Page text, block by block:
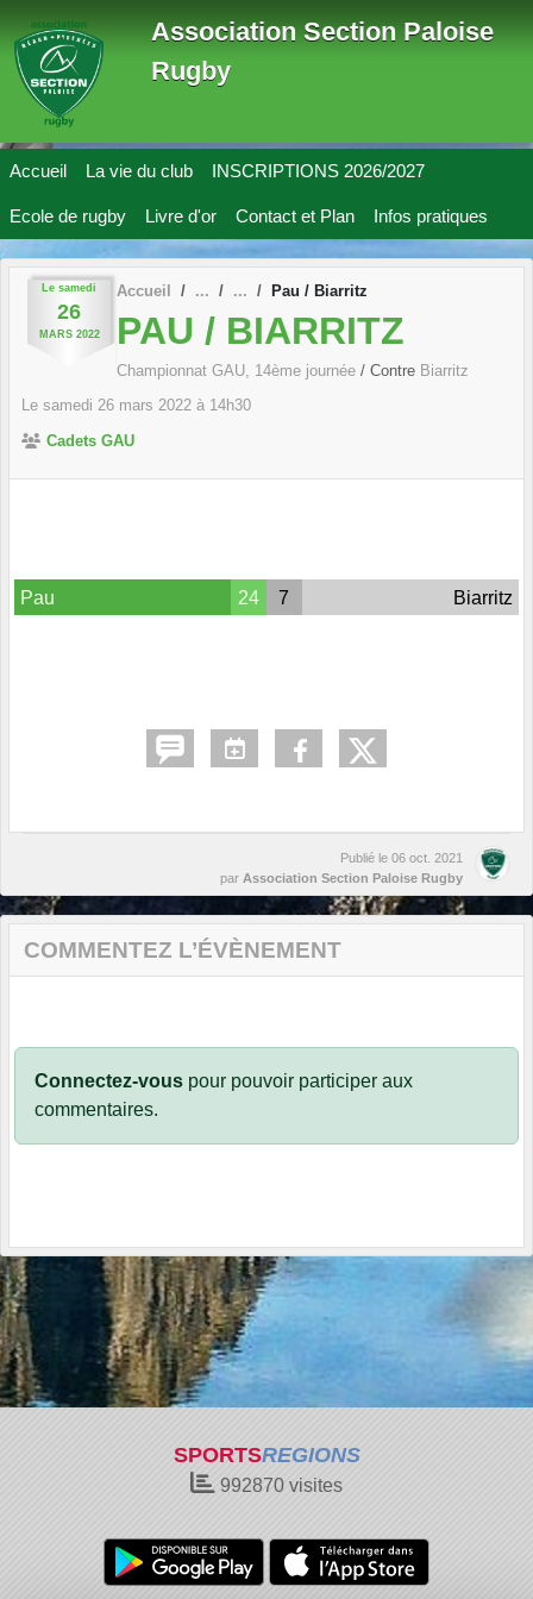
Association Section Paloise
Rugby
Accueil La vie du club INSCRIPTIONS 2026/2027
Ecole de rugby Livre d'or Contact et Plan Infos pratiques
Le samedi
26
MARS 2022
Accueil Pau / Biarritz
PAU / BIARRITZ
Championnat GAU, 14ème journée / Contre Biarritz
Le samedi 26 mars 2022 à 14h30
Cadets GAU
Pau 24 7 Biarritz
Publié le 06 oct. 2021
par Association Section Paloise Rugby
COMMENTEZ L’ÉVÈNEMENT
Connectez-vous pour pouvoir participer aux
commentaires.
SPORTSREGIONS
992870 visites